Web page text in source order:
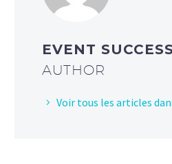
EVENT SUCCESS
AUTHOR
Voir tous les articles